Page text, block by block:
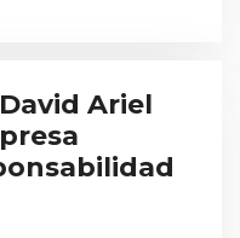
Ariel